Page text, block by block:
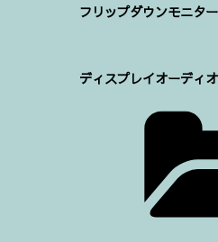
フリップダウンモニタ
ディスプレイオーディ